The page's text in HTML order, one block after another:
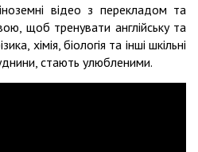
відео з перекладом та
щоб тренувати англійську та
хімія, біологія та інші шкільні
стають улюбленими.